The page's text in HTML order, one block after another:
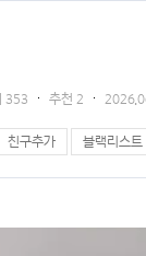
353 추천 2
친구추가 블랙리스트